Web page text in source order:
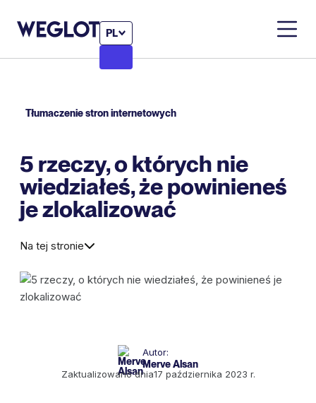
PL
Tłumaczenie stron internetowych
5 rzeczy, o których nie
wiedziałeś, że powinieneś
je zlokalizować
Na tej stronie
Autor:
Merve Alsan
Zaktualizowano dnia17 października 2023 r.